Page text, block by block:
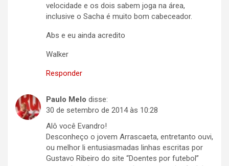
velocidade e os dois sabem joga na área,
inclusive o Sacha é muito bom cabeceador.
Abs e eu ainda acredito
Walker
Responder
Paulo Melo disse:
30 de setembro de 2014 às 10:28
Alô você Evandro!
Desconheço o jovem Arrascaeta, entretanto ouvi,
ou melhor li entusiasmadas linhas escritas por
Gustavo Ribeiro do site “Doentes por futebol”